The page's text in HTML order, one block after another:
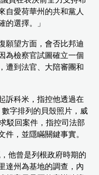
自愛荷華州的共和黨人
的選擇。」
願望方面，會否比邦迪
為檢察官試圖確立一個
遭到法官、大陪審團和
訴科米，指控他透過在
字排列的貝殼照片，威
駁回案件，指控司法部
件，並隱瞞關鍵事實。
他曾是列根政府時期的
達州為基地的調查，內